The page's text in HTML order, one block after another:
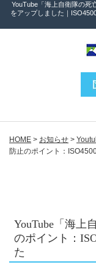
YouTube「海上自衛隊の死
をアップしました｜
HOME > お知らせ >
防止のポイント：
YouTube「海上
のポイント：
た